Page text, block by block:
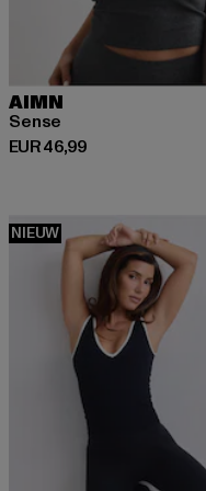
AIMN
Sense
EUR 46,99
Huidige prijs: EUR 46,99
NIEUW